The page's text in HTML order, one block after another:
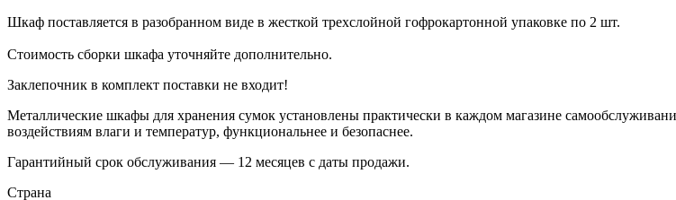
Шкаф поставляется в разобранном виде в жесткой трехслойной гофрокартонной упаковке по 2 шт.
Стоимость сборки шкафа уточняйте дополнительно.
Заклепочник в комплект поставки не входит!
Металлические шкафы для хранения сумок установлены практически в каждом магазине
воздействиям влаги и температур, функциональнее и безопаснее.
Гарантийный срок обслуживания — 12 месяцев с даты продажи.
Страна